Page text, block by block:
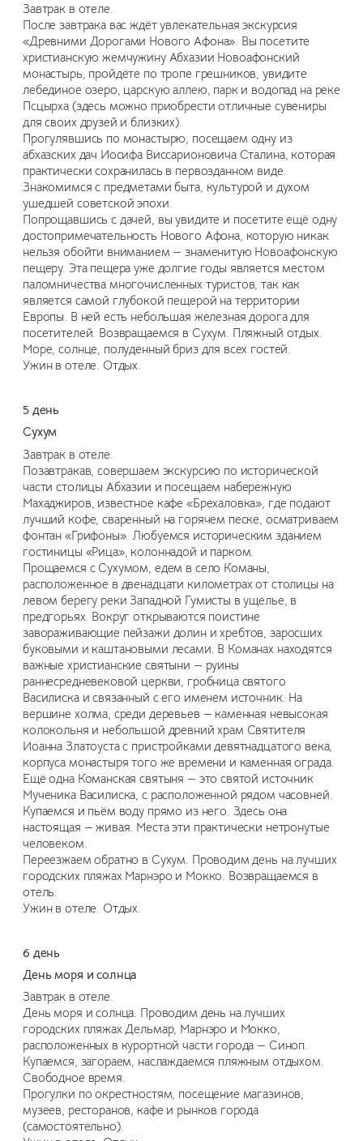
Завтрак в отеле.
После завтрака вас ждёт увлекательная экскурсия
«Древними Дорогами Нового Афона». Вы посетите
христианскую жемчужину Абхазии Новоафонский
монастырь, пройдёте по тропе грешников, увидите
лебединое озеро, царскую аллею, парк и водопад на реке
Псцырха (здесь можно приобрести отличные сувениры
для своих друзей и близких).
Прогулявшись по монастырю, посещаем одну из
абхазских дач Иосифа Виссарионовича Сталина, которая
практически сохранилась в первозданном виде.
Знакомимся с предметами быта, культурой и духом
ушедшей советской эпохи.
Попрощавшись с дачей, вы увидите и посетите ещё одну
достопримечательность Нового Афона, которую никак
нельзя обойти вниманием — знаменитую Новоафонскую
пещеру. Эта пещера уже долгие годы является местом
паломничества многочисленных туристов, так как
является самой глубокой пещерой на территории
Европы. В ней есть небольшая железная дорога для
посетителей. Возвращаемся в Сухум. Пляжный отдых.
Море, солнце, полуденный бриз для всех гостей.
Ужин в отеле. Отдых.
5 день
Сухум
Завтрак в отеле.
Позавтракав, совершаем экскурсию по исторической
части столицы Абхазии и посещаем набережную
Махаджиров, известное кафе «Брехаловка», где подают
лучший кофе, сваренный на горячем песке, осматриваем
фонтан «Грифоны». Любуемся историческим зданием
гостиницы «Рица», колоннадой и парком.
Прощаемся с Сухумом, едем в село Команы,
расположенное в двенадцати километрах от столицы на
левом берегу реки Западной Гумисты в ущелье, в
предгорьях. Вокруг открываются поистине
завораживающие пейзажи долин и хребтов, заросших
буковыми и каштановыми лесами. В Команах находятся
важные христианские святыни — руины
раннесредневековой церкви, гробница святого
Василиска и связанный с его именем источник. На
вершине холма, среди деревьев — каменная невысокая
колокольня и небольшой древний храм Святителя
Иоанна Златоуста с пристройками девятнадцатого века,
корпуса монастыря того же времени и каменная ограда.
Ещё одна Команская святыня — это святой источник
Мученика Василиска, с расположенной рядом часовней.
Купаемся и пьём воду прямо из него. Здесь она
настоящая — живая. Места эти практически нетронутые
человеком.
Переезжаем обратно в Сухум. Проводим день на лучших
городских пляжах Марнэро и Мокко. Возвращаемся в
отель.
Ужин в отеле. Отдых.
6 день
День моря и солнца
Завтрак в отеле.
День моря и солнца. Проводим день на лучших
городских пляжах Дельмар, Марнэро и Мокко,
расположенных в курортной части города — Синоп.
Купаемся, загораем, наслаждаемся пляжным отдыхом.
Свободное время.
Прогулки по окрестностям, посещение магазинов,
музеев, ресторанов, кафе и рынков города
(самостоятельно).